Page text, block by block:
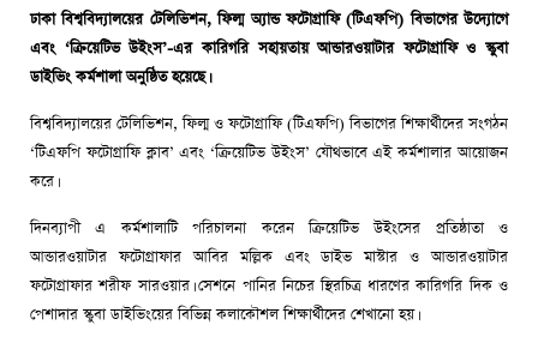
ঢাকা বিশ্ববিদ্যালয়ের টেলিভিশন, ফিল্ম অ্যান্ড ফটোগ্রাফি (টিএফপি) বিভাগের উদ্যোগে
এবং ‘ক্রিয়েটিভ উইংস’-এর কারিগরি সহায়তায় আন্ডারওয়াটার ফটোগ্রাফি ও স্কুবা
ডাইভিং কর্মশালা অনুষ্ঠিত হয়েছে।
বিশ্ববিদ্যালয়ের টেলিভিশন, ফিল্ম ও ফটোগ্রাফি (টিএফপি) বিভাগের শিক্ষার্থীদের সংগঠন
‘টিএফপি ফটোগ্রাফি ক্লাব’ এবং ‘ক্রিয়েটিভ উইংস’ যৌথভাবে এই কর্মশালার আয়োজন
করে।
দিনব্যাপী এ কর্মশালাটি পরিচালনা করেন ক্রিয়েটিভ উইংসের প্রতিষ্ঠাতা ও
আন্ডারওয়াটার ফটোগ্রাফার আবির মল্লিক এবং ডাইভ মাস্টার ও আন্ডারওয়াটার
ফটোগ্রাফার শরীফ সারওয়ার। সেশনে পানির নিচের স্থিরচিত্র ধারণের কারিগরি দিক ও
পেশাদার স্কুবা ডাইভিংয়ের বিভিন্ন কলাকৌশল শিক্ষার্থীদের শেখানো হয়।